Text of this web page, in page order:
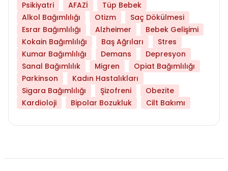
Psikiyatri AFAZİ
Tüp Bebek
Alkol Bağımlılığı
Otizm
Saç Dökülmesi
Esrar Bağımlılığı
Alzheimer
Bebek Gelişimi
Kokain Bağımlılığı
Baş Ağrıları
Stres
Kumar Bağımlılığı
Demans
Depresyon
Sanal Bağımlılık
Migren
Opiat Bağımlılığı
Parkinson
Kadın Hastalıkları
Sigara Bağımlılığı
Şizofreni
Obezite
Kardioloji
Bipolar Bozukluk Cilt Bakımı